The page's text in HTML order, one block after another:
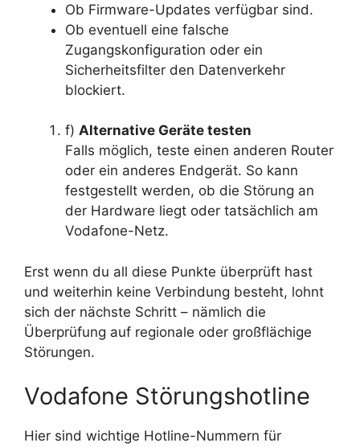
Ob Firmware-Updates verfügbar sind.
Ob eventuell eine falsche
Zugangskonfiguration oder ein
Sicherheitsfilter den Datenverkehr
blockiert.
f) Alternative Geräte testen
Falls möglich, teste einen anderen Router
oder ein anderes Endgerät. So kann
festgestellt werden, ob die Störung an
der Hardware liegt oder tatsächlich am
Vodafone-Netz.
Erst wenn du all diese Punkte überprüft hast
und weiterhin keine Verbindung besteht, lohnt
sich der nächste Schritt – nämlich die
Überprüfung auf regionale oder großflächige
Störungen.
Vodafone Störungshotline
Hier sind wichtige Hotline-Nummern für